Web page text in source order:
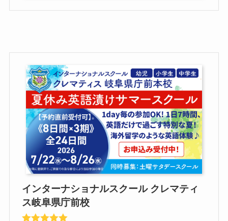
インターナショナルスクール クレマティ
ス岐阜県庁前校